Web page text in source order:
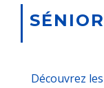
Découvrez